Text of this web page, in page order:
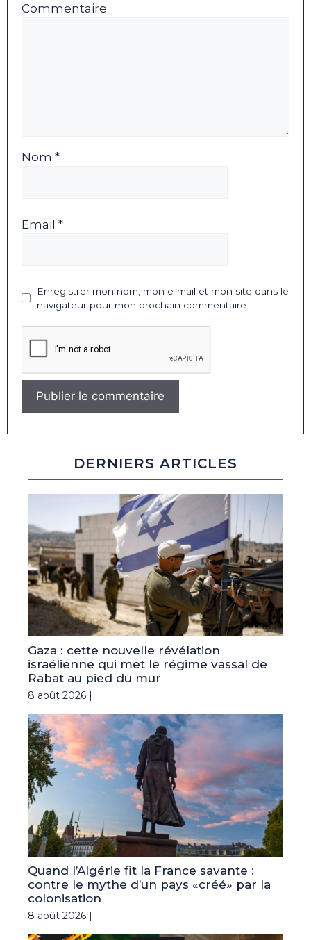
Commentaire
Nom *
Email *
Enregistrer mon nom, mon e-mail et mon site dans le
navigateur pour mon prochain commentaire.
DERNIERS ARTICLES
Gaza : cette nouvelle révélation
israélienne qui met le régime vassal de
Rabat au pied du mur
8 août 2026 |
Quand l’Algérie fit la France savante :
contre le mythe d’un pays «créé» par la
colonisation
8 août 2026 |